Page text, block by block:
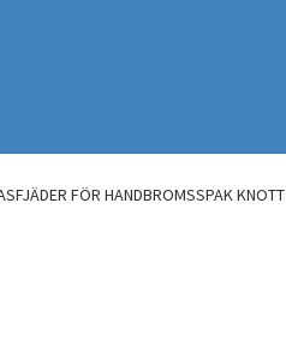
FÖR HANDBROMSSPAK KNOTT